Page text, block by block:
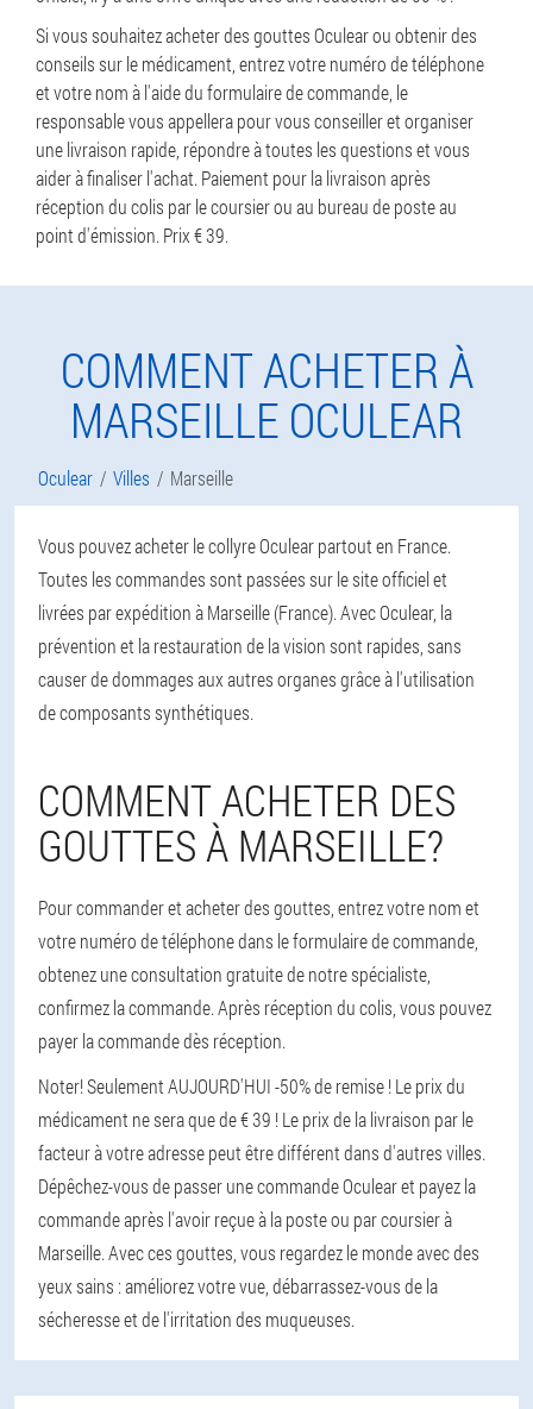
Si vous souhaitez acheter des gouttes Oculear ou obtenir des
conseils sur le médicament, entrez votre numéro de téléphone
et votre nom à l'aide du formulaire de commande, le
responsable vous appellera pour vous conseiller et organiser
une livraison rapide, répondre à toutes les questions et vous
aider à finaliser l'achat. Paiement pour la livraison après
réception du colis par le coursier ou au bureau de poste au
point d'émission. Prix € 39.
COMMENT ACHETER À
MARSEILLE OCULEAR
Oculear Villes Marseille
Vous pouvez acheter le collyre Oculear partout en France.
Toutes les commandes sont passées sur le site officiel et
livrées par expédition à Marseille (France). Avec Oculear, la
prévention et la restauration de la vision sont rapides, sans
causer de dommages aux autres organes grâce à l'utilisation
de composants synthétiques.
COMMENT ACHETER DES
GOUTTES À MARSEILLE?
Pour commander et acheter des gouttes, entrez votre nom et
votre numéro de téléphone dans le formulaire de commande,
obtenez une consultation gratuite de notre spécialiste,
confirmez la commande. Après réception du colis, vous pouvez
payer la commande dès réception.
Noter! Seulement AUJOURD'HUI -50% de remise ! Le prix du
médicament ne sera que de € 39 ! Le prix de la livraison par le
facteur à votre adresse peut être différent dans d'autres villes.
Dépêchez-vous de passer une commande Oculear et payez la
commande après l'avoir reçue à la poste ou par coursier à
Marseille. Avec ces gouttes, vous regardez le monde avec des
yeux sains : améliorez votre vue, débarrassez-vous de la
sécheresse et de l'irritation des muqueuses.